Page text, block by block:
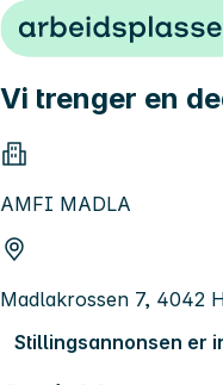
Hopp til innhold
Vi trenger en
AMFI MADLA
Madlakrossen 7, 4042
Stillingsannonsen er